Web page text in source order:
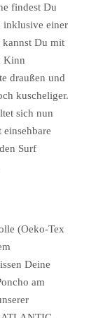
findest Du
inklusive einer
kannst Du mit
Kinn
draußen und
kuscheliger.
sich nun
Surf
(Oeko-Tex
Deine
am